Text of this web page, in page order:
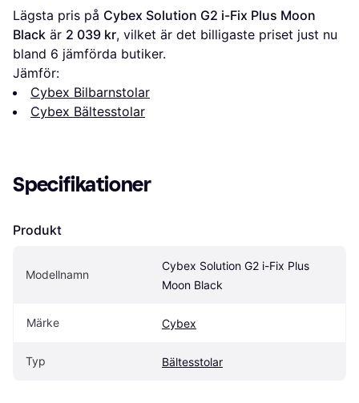
Lägsta pris på Cybex Solution G2 i-Fix Plus Moon
Black är 2 039 kr, vilket är det billigaste priset just nu
bland 6 jämförda butiker.
Jämför:
Cybex Bilbarnstolar
Cybex Bältesstolar
Specifikationer
Produkt
Modellnamn
Cybex Solution G2 i-Fix Plus
Moon Black
Märke Cybex
Typ Bältesstolar